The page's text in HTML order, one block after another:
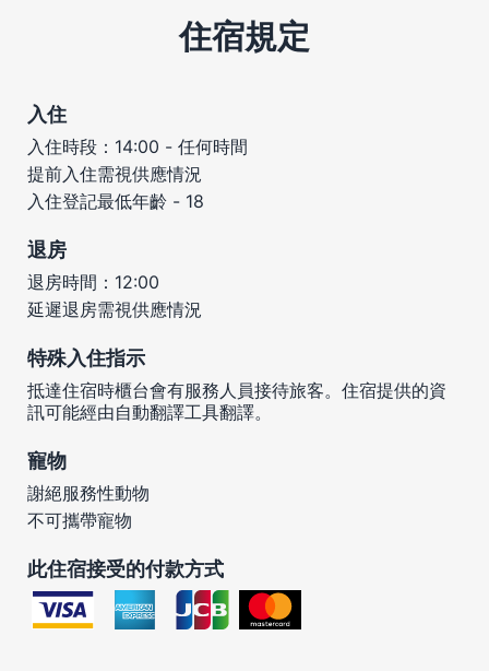
住宿規定
入住
入住時段：14:00 - 任何時間
提前入住需視供應情況
入住登記最低年齡 - 18
退房
退房時間：12:00
延遲退房需視供應情況
特殊入住指示
抵達住宿時櫃台會有服務人員接待旅客。住宿提供的資
訊可能經由自動翻譯工具翻譯。
寵物
謝絕服務性動物
不可攜帶寵物
此住宿接受的付款方式